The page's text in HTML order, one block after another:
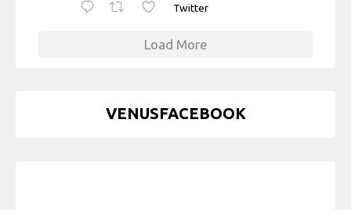
Twitter
Load More
VENUSFACEBOOK